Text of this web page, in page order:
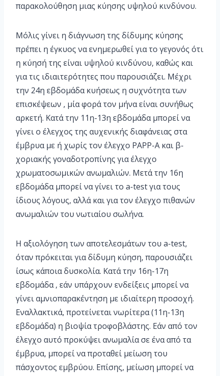
παρακολούθηση μιας κύησης υψηλού κινδύνου.
Μόλις γίνει η διάγνωση της δίδυμης κύησης
πρέπει η έγκυος να ενημερωθεί για το γεγονός ότι
η κύησή της είναι υψηλού κινδύνου, καθώς και
για τις ιδιαιτερότητες που παρουσιάζει. Μέχρι
την 24η εβδομάδα κυήσεως η συχνότητα των
επισκέψεων , μία φορά τον μήνα είναι συνήθως
αρκετή. Κατά την 11η-13η εβδομάδα μπορεί να
γίνει ο έλεγχος της αυχενικής διαφάνειας στα
έμβρυα με ή χωρίς τον έλεγχο PAPP-A και β-
χοριακής γοναδοτροπίνης για έλεγχο
χρωματοσωμικών ανωμαλιών. Μετά την 16η
εβδομάδα μπορεί να γίνει το a-test για τους
ίδιους λόγους, αλλά και για τον έλεγχο πιθανών
ανωμαλιών του νωτιαίου σωλήνα.
Η αξιολόγηση των αποτελεσμάτων του a-test,
όταν πρόκειται για δίδυμη κύηση, παρουσιάζει
ίσως κάποια δυσκολία. Κατά την 16η-17η
εβδομάδα , εάν υπάρχουν ενδείξεις μπορεί να
γίνει αμνιοπαρακέντηση με ιδιαίτερη προσοχή.
Εναλλακτικά, προτείνεται νωρίτερα (11η-13η
εβδομάδα) η βιοψία τροφοβλάστης. Εάν από τον
έλεγχο αυτό προκύψει ανωμαλία σε ένα από τα
έμβρυα, μπορεί να προταθεί μείωση του
πάσχοντος εμβρύου. Επίσης, μείωση μπορεί να